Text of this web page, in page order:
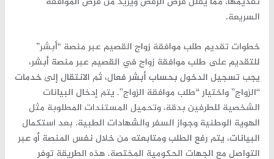
السريعة.
خطوات تقديم طلب موافقة زواج القصيم عبر منصة “أبشر”
للتقديم على طلب موافقة زواج في القصيم عبر منصة أبشر،
يجب تسجيل الدخول بحساب أبشر فعال، ثم الانتقال إلى خدمات
“الزواج” واختيار “طلب موافقة الزواج”. يتم إدخال البيانات
الشخصية للطرفين بدقة، وتحميل المستندات المطلوبة مثل
الهوية الوطنية وجواز السفر والشهادات الطبية. بعد استكمال
البيانات، يتم رفع الطلب ومتابعته من خلال نفس المنصة أو عبر
التواصل مع الجهات الحكومية المختصة. هذه الطريقة توفر